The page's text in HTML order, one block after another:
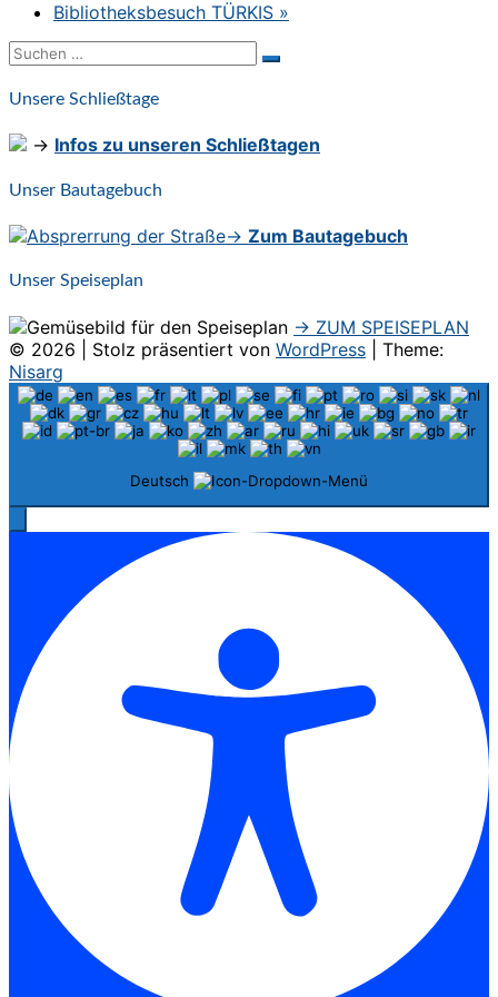
Bibliotheksbesuch TÜRKIS »
Suchen
nach:
Suchen
Unsere Schließtage
→ Infos zu unseren Schließtagen
Unser Bautagebuch
→ Zum Bautagebuch
Unser Speiseplan
→ ZUM SPEISEPLAN
© 2026
Stolz präsentiert von WordPress
Theme:
Nisarg
Deutsch